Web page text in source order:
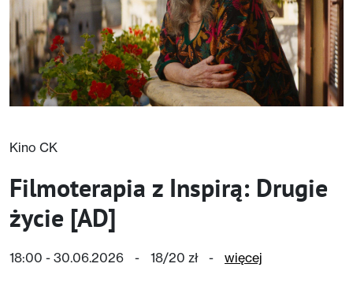
Kino CK
Filmoterapia z Inspirą: Drugie
życie [AD]
18:00 - 30.06.2026 - 18/20 zł - więcej